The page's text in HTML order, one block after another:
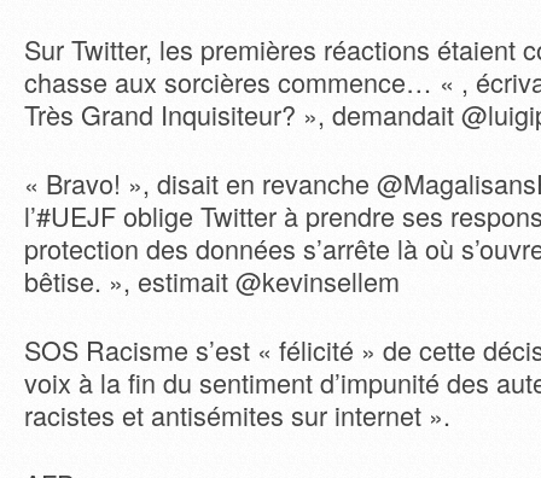
Sur Twitter, les premières réactions étaient
chasse aux sorcières commence… « ,
Très Grand Inquisiteur? », demandait
« Bravo! », disait en revanche
l’#UEJF oblige Twitter à prendre ses
protection des données s’arrête là où
bêtise. », estimait @kevinsellem
SOS Racisme s’est « félicité » de cette
voix à la fin du sentiment d’impunité des
racistes et antisémites sur internet ».